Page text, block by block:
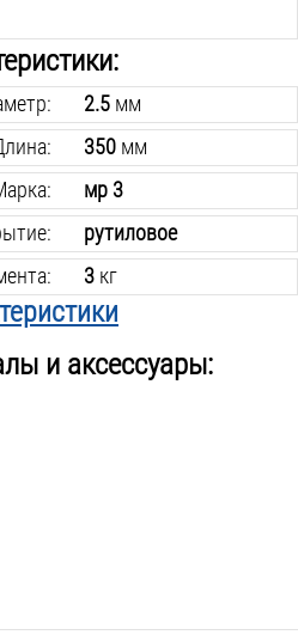
2.5мм
350мм
мр 3
рутиловое
3кг
и аксессуары: